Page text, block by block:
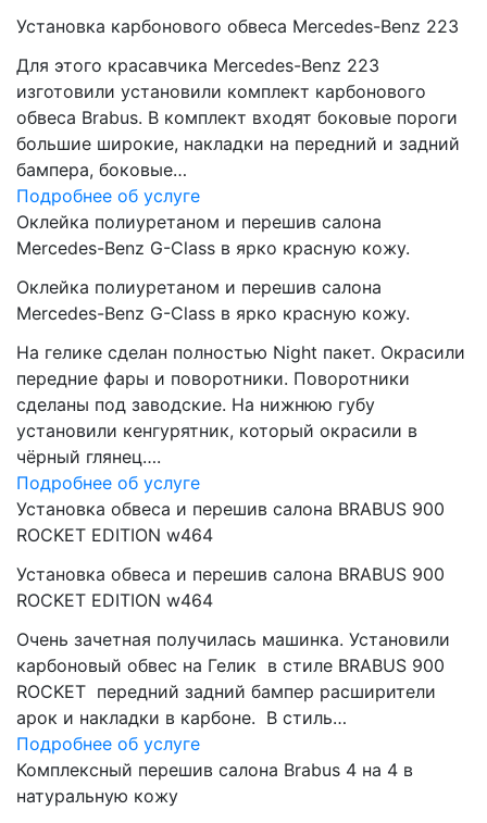
Установка карбонового обвеса Mercedes-Benz 223
Для этого красавчика Mercedes-Benz 223
изготовили установили комплект карбонового
обвеса Brabus. В комплект входят боковые пороги
большие широкие, накладки на передний и задний
бампера, боковые…
Подробнее об услуге
Оклейка полиуретаном и перешив салона
Mercedes-Benz G-Class в ярко красную кожу.
Оклейка полиуретаном и перешив салона
Mercedes-Benz G-Class в ярко красную кожу.
На гелике сделан полностью Night пакет. Окрасили
передние фары и поворотники. Поворотники
сделаны под заводские. На нижнюю губу
установили кенгурятник, который окрасили в
чёрный глянец….
Подробнее об услуге
Установка обвеса и перешив салона BRABUS 900
ROCKET EDITION w464
Установка обвеса и перешив салона BRABUS 900
ROCKET EDITION w464
Очень зачетная получилась машинка. Установили
карбоновый обвес на Гелик в стиле BRABUS 900
ROCKET передний задний бампер расширители
арок и накладки в карбоне. В стиль…
Подробнее об услуге
Комплексный перешив салона Brabus 4 на 4 в
натуральную кожу